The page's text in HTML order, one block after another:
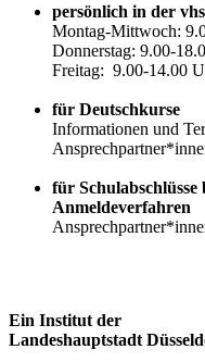
persönlich in der vhs
Montag-Mittwoch:
Donnerstag: 9.00-
Freitag: 9.00-14.00
für Deutschkurse
Informationen und
für Schulabschlüsse
Anmeldeverfahren
Ein Institut der
Landeshauptstadt